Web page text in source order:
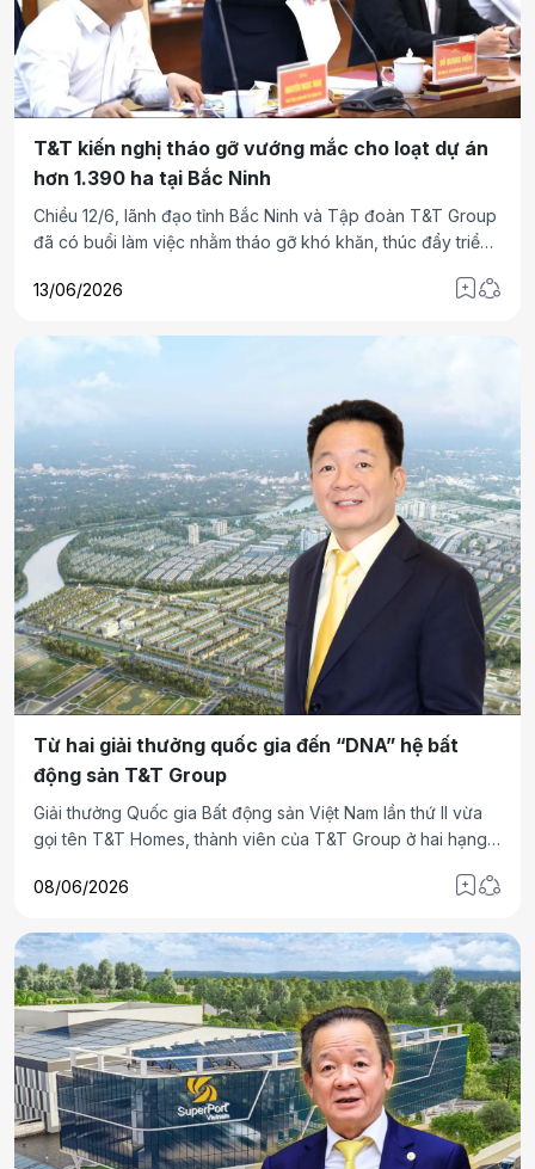
T&T kiến nghị tháo gỡ vướng mắc cho loạt dự án
hơn 1.390 ha tại Bắc Ninh
Chiều 12/6, lãnh đạo tỉnh Bắc Ninh và Tập đoàn T&T Group
đã có buổi làm việc nhằm tháo gỡ khó khăn, thúc đẩy triển
13/06/2026
Từ hai giải thưởng quốc gia đến “DNA” hệ bất
động sản T&T Group
Giải thưởng Quốc gia Bất động sản Việt Nam lần thứ II vừa
gọi tên T&T Homes, thành viên của T&T Group ở hai hạng
vọng nhất Việt Nam và Top 10 Dự án khu đô thị đáng sống
08/06/2026